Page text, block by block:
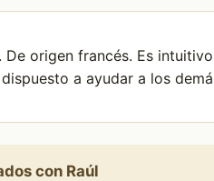
De origen francés. Es
a ayudar a los
con Raúl